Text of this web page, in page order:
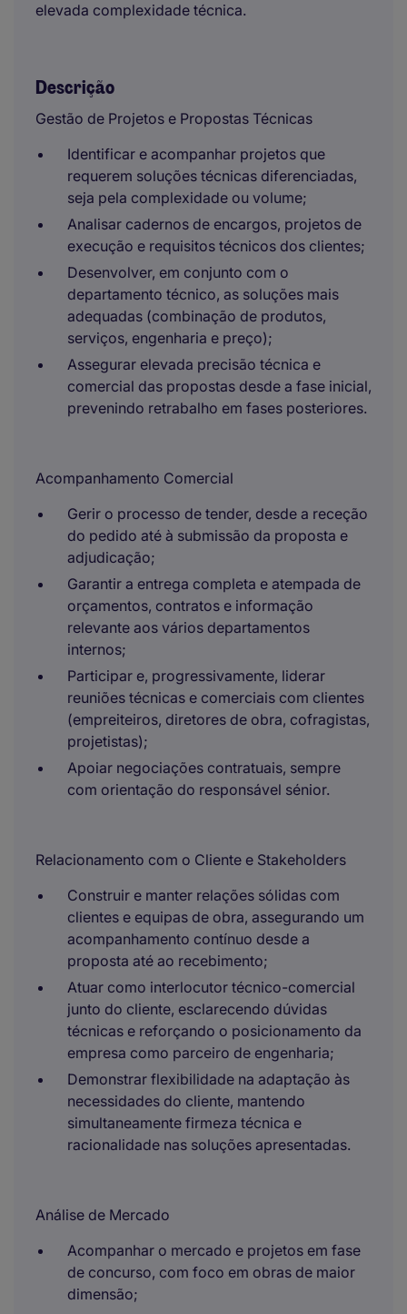
elevada complexidade técnica.
Descrição
Gestão de Projetos e Propostas Técnicas
Identificar e acompanhar projetos que
requerem soluções técnicas diferenciadas,
seja pela complexidade ou volume;
Analisar cadernos de encargos, projetos de
execução e requisitos técnicos dos clientes;
Desenvolver, em conjunto com o
departamento técnico, as soluções mais
adequadas (combinação de produtos,
serviços, engenharia e preço);
Assegurar elevada precisão técnica e
comercial das propostas desde a fase inicial,
prevenindo retrabalho em fases posteriores.
Acompanhamento Comercial
Gerir o processo de tender, desde a receção
do pedido até à submissão da proposta e
adjudicação;
Garantir a entrega completa e atempada de
orçamentos, contratos e informação
relevante aos vários departamentos
internos;
Participar e, progressivamente, liderar
reuniões técnicas e comerciais com clientes
(empreiteiros, diretores de obra, cofragistas,
projetistas);
Apoiar negociações contratuais, sempre
com orientação do responsável sénior.
Relacionamento com o Cliente e Stakeholders
Construir e manter relações sólidas com
clientes e equipas de obra, assegurando um
acompanhamento contínuo desde a
proposta até ao recebimento;
Atuar como interlocutor técnico-comercial
junto do cliente, esclarecendo dúvidas
técnicas e reforçando o posicionamento da
empresa como parceiro de engenharia;
Demonstrar flexibilidade na adaptação às
necessidades do cliente, mantendo
simultaneamente firmeza técnica e
racionalidade nas soluções apresentadas.
Análise de Mercado
Acompanhar o mercado e projetos em fase
de concurso, com foco em obras de maior
dimensão;